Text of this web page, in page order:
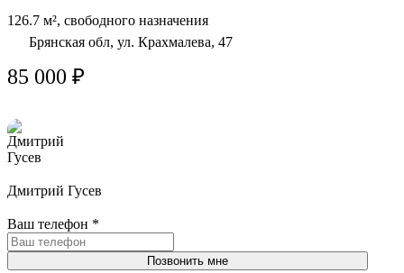
126.7 м², свободного назначения
Брянская обл, ул. Крахмалева, 47
85 000 ₽
Дмитрий Гусев
Ваш телефон *